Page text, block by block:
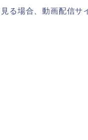
る場合、動画配信サ